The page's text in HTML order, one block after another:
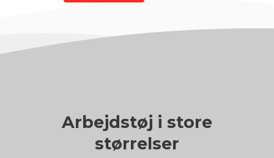
Arbejdstøj i store
størrelser